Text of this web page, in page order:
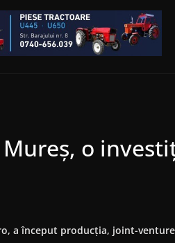
Mureş, o
a început producţia, joint-